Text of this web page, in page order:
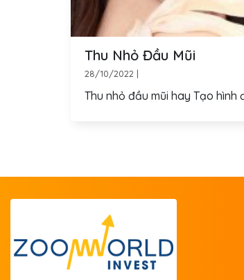
Thu Nhỏ Đầu Mũi
28/10/2022 |
Thu nhỏ đầu mũi hay Tạo hình